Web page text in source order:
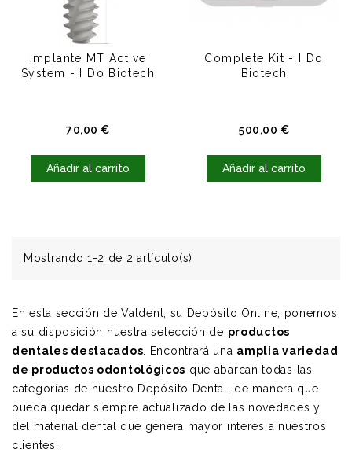
Implante MT Active
System - I Do Biotech
70,00 €Precio
Añadir al carrito
Complete Kit - I Do
Biotech
500,00 €Precio
Añadir al carrito
Mostrando 1-2 de 2 artículo(s)
En esta sección de Valdent, su Depósito Online, ponemos
a su disposición nuestra selección de productos
dentales destacados. Encontrará una amplia variedad
de productos odontológicos que abarcan todas las
categorías de nuestro Depósito Dental, de manera que
pueda quedar siempre actualizado de las novedades y
del material dental que genera mayor interés a nuestros
clientes.